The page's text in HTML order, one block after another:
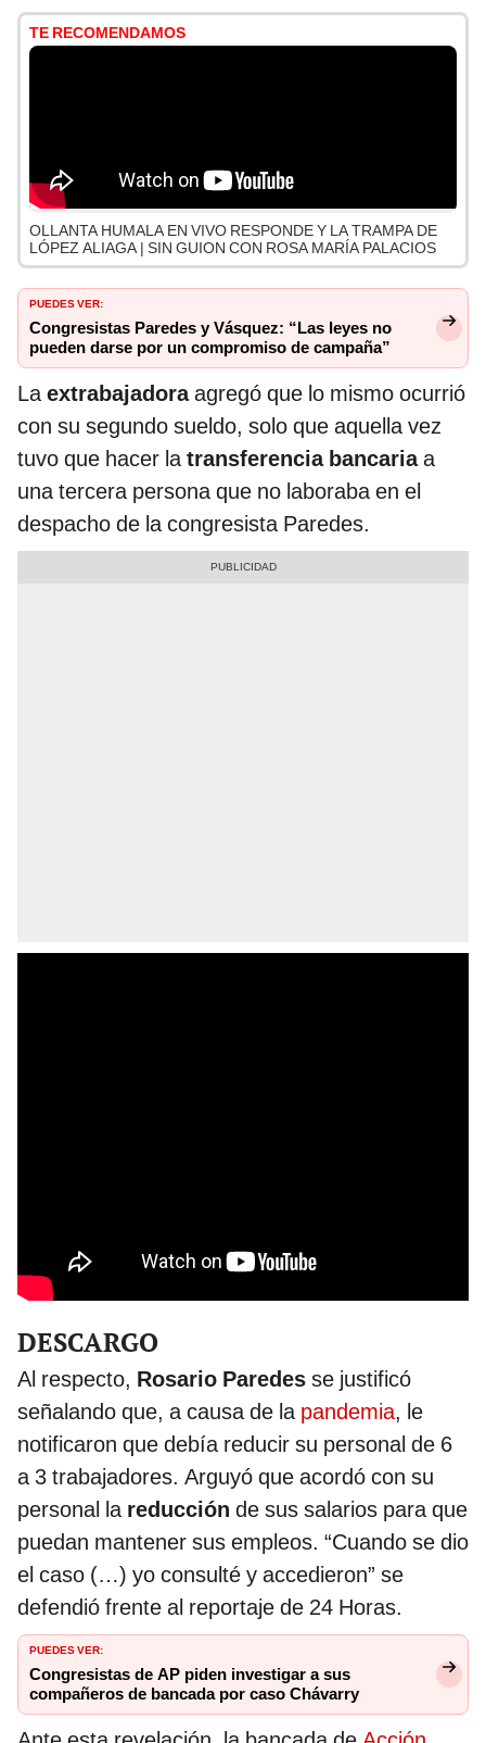
TE RECOMENDAMOS
OLLANTA HUMALA EN VIVO RESPONDE Y LA TRAMPA DE
LÓPEZ ALIAGA | SIN GUION CON ROSA MARÍA PALACIOS
PUEDES VER:
Congresistas Paredes y Vásquez: “Las leyes no
pueden darse por un compromiso de campaña”
Laextrabajadoraagregó que lo mismo ocurrió
con su segundo sueldo, solo que aquella vez
tuvo que hacer latransferencia bancariaa
una tercera persona que no laboraba en el
despacho de la congresista Paredes.
DESCARGO
Al respecto, Rosario Paredes se justificó
señalando que, a causa de la pandemia, le
notificaron que debía reducir su personal de 6
a 3 trabajadores. Arguyó que acordó con su
personal lareducción de sus salarios para que
puedan mantener sus empleos. “Cuando se dio
el caso (…) yo consulté y accedieron” se
defendió frente al reportaje de 24 Horas.
PUEDES VER:
Congresistas de AP piden investigar a sus
compañeros de bancada por caso Chávarry